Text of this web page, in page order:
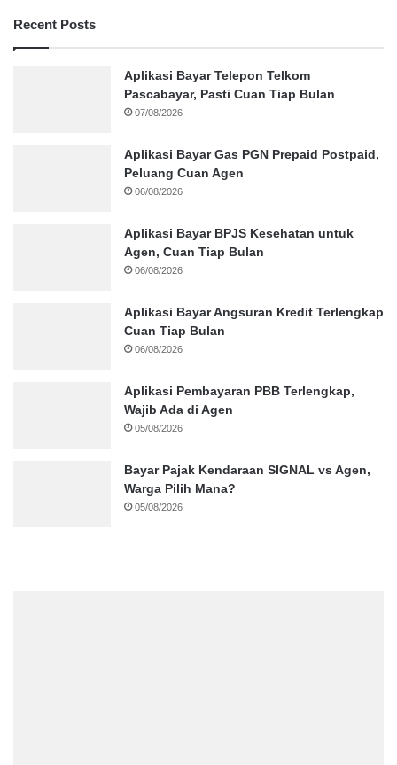
Recent Posts
Aplikasi Bayar Telepon Telkom
Pascabayar, Pasti Cuan Tiap Bulan
07/08/2026
Aplikasi Bayar Gas PGN Prepaid Postpaid,
Peluang Cuan Agen
06/08/2026
Aplikasi Bayar BPJS Kesehatan untuk
Agen, Cuan Tiap Bulan
06/08/2026
Aplikasi Bayar Angsuran Kredit Terlengkap
Cuan Tiap Bulan
06/08/2026
Aplikasi Pembayaran PBB Terlengkap,
Wajib Ada di Agen
05/08/2026
Bayar Pajak Kendaraan SIGNAL vs Agen,
Warga Pilih Mana?
05/08/2026